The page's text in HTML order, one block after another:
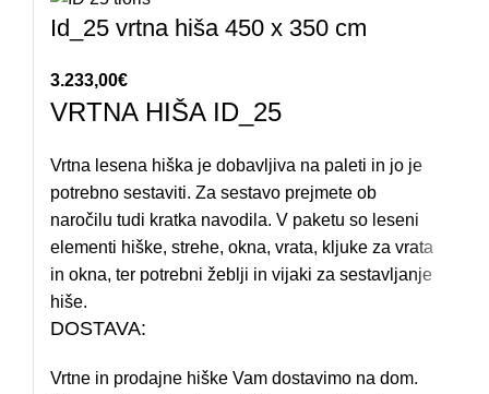
Id_25 vrtna hiša 450 x 350 cm
3.233,00€
VRTNA HIŠA ID_25
Vrtna lesena hiška je dobavljiva na paleti in jo je
potrebno sestaviti. Za sestavo prejmete ob
naročilu tudi kratka navodila. V paketu so leseni
elementi hiške, strehe, okna, vrata, kljuke za vrata
in okna, ter potrebni žeblji in vijaki za sestavljanje
hiše.
DOSTAVA:
Vrtne in prodajne hiške Vam dostavimo na dom.